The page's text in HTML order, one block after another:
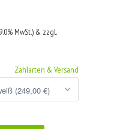
MwSt.) & zzgl.
Zahlarten & Versand